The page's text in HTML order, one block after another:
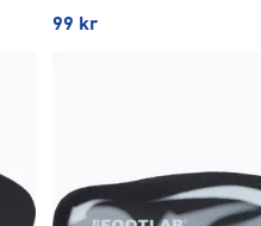
99 kr